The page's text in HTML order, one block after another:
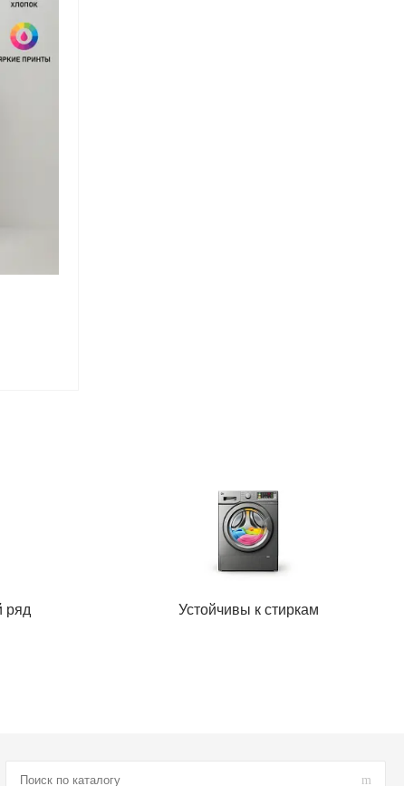
ряд Устойчивы к стиркам